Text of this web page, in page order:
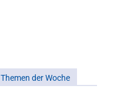
Themen der Woche